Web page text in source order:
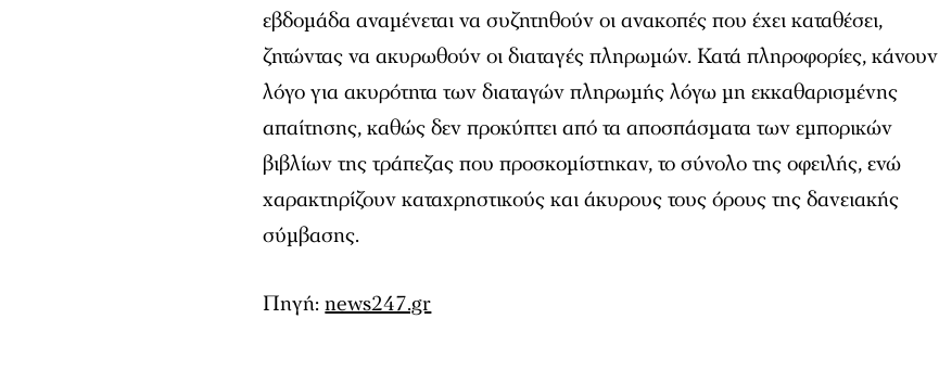
εβδομάδα αναμένεται να συζητηθούν οι ανακοπές που έχει καταθέσει,
ζητώντας να ακυρωθούν οι διαταγές πληρωμών. Κατά πληροφορίες, κάνουν
λόγο για ακυρότητα των διαταγών πληρωμής λόγω μη εκκαθαρισμένης
απαίτησης, καθώς δεν προκύπτει από τα αποσπάσματα των εμπορικών
βιβλίων της τράπεζας που προσκομίστηκαν, το σύνολο της οφειλής, ενώ
χαρακτηρίζουν καταχρηστικούς και άκυρους τους όρους της δανειακής
σύμβασης.
Πηγή:news247.gr